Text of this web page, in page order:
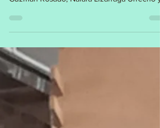
El grupo teatral La Rata India, formado por
Peio Arnaez, María Laura Ferreira Niño,